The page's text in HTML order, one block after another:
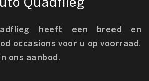
Quadflieg
heeft een breed en
occasions voor u op voorraad.
ons aanbod.